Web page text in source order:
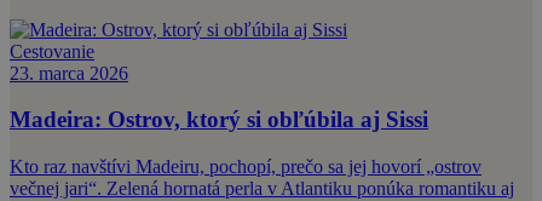
Cestovanie
23. marca 2026
Madeira: Ostrov, ktorý si obľúbila aj Sissi
Kto raz navštívi Madeiru, pochopí, prečo sa jej hovorí „ostrov
večnej jari“. Zelená hornatá perla v Atlantiku ponúka romantiku aj